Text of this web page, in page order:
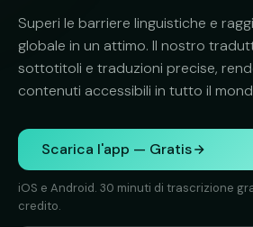
Superi le barriere linguistiche e
globale in un attimo. Il nostro
sottotitoli e traduzioni precise,
contenuti accessibili in tutto il
Scarica l'app — Gratis
iOS e Android. 30 minuti di trascrizione
credito.